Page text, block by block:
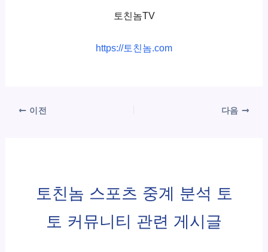
토친놈TV
https://토친놈.com
이전 다음
토친놈 스포츠 중계 분석 토
토 커뮤니티 관련 게시글